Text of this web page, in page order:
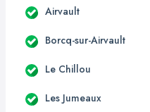
Airvault
Borcq-sur-Airvault
Le Chillou
Les Jumeaux